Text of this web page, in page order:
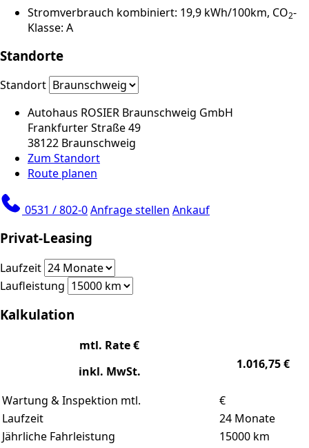
Stromverbrauch kombiniert: 19,9 kWh/100km, CO2-
Klasse: A
Standorte
Standort
Autohaus ROSIER Braunschweig GmbH
Frankfurter Straße 49
38122 Braunschweig
Zum Standort
Route planen
0531 / 802-0Anfrage stellen Ankauf
Privat-Leasing
Laufzeit
Laufleistung
Kalkulation
mtl. Rate €
inkl. MwSt.
1.016,75€
Wartung & Inspektion mtl.
€
Laufzeit
24 Monate
Jährliche Fahrleistung
15000 km